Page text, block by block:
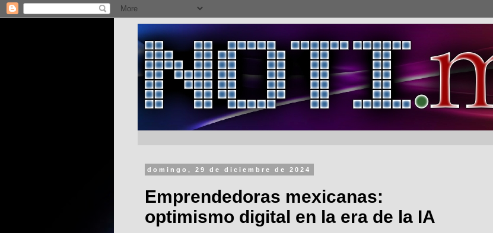
domingo, 29 de diciembre de 2024
Emprendedoras mexicanas:
optimismo digital en la era de la IA